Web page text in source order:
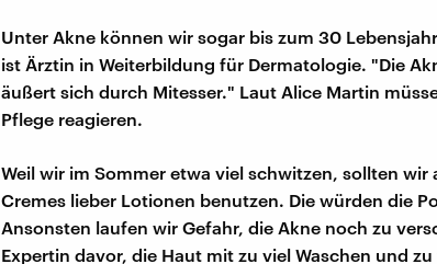
Unter Akne können wir sogar bis zum 30
ist Ärztin in Weiterbildung für Dermatologie. "Die
äußert sich durch Mitesser." Laut Alice Martin
Pflege reagieren.
Weil wir im Sommer etwa viel schwitzen, sollten
Cremes lieber Lotionen benutzen. Die würden die
Ansonsten laufen wir Gefahr, die Akne noch zu
Expertin davor, die Haut mit zu viel Waschen und